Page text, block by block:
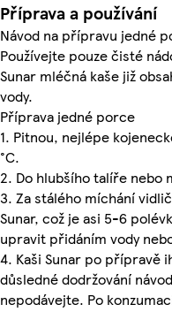
Příprava a používání
Návod na přípravu jedné
Používejte pouze čisté
Sunar mléčná kaše již
vody.
Příprava jedné porce
1. Pitnou, nejlépe
°C.
2. Do hlubšího talíře nebo
3. Za stálého míchání
Sunar, což je asi 5-6
upravit přidáním vody
4. Kaši Sunar po přípravě
důsledné dodržování
nepodávejte. Po